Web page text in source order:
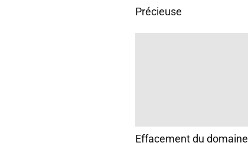
Précieuse
Effacement du domaine